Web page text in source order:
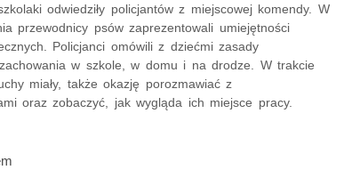
odwiedziły policjantów z miejscowej komendy. W
przewodnicy psów zaprezentowali umiejętności
Policjanci omówili z dziećmi zasady
w szkole, w domu i na drodze. W trakcie
miały, także okazję porozmawiać z
oraz zobaczyć, jak wygląda ich miejsce pracy.